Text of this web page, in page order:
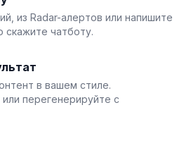
из Radar-алертов или напишите
скажите чатботу.
в вашем стиле.
перегенерируйте с